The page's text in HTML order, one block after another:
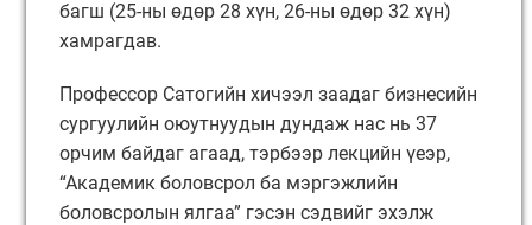
багш (25-ны өдөр 28 хүн, 26-ны өдөр 32 хүн)
хамрагдав.
Профессор Сатогийн хичээл заадаг бизнесийн
сургуулийн оюутнуудын дундаж нас нь 37
орчим байдаг агаад, тэрбээр лекцийн үеэр,
“Академик боловсрол ба мэргэжлийн
боловсролын ялгаа” гэсэн сэдвийг эхэлж